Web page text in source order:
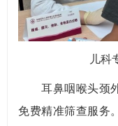
儿科
耳鼻咽喉头颈外
免费精准筛查服务